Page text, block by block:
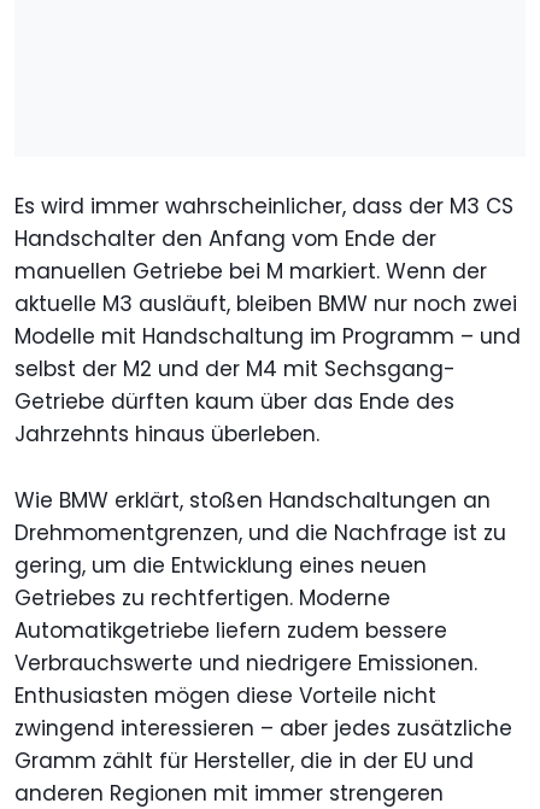
Es wird immer wahrscheinlicher, dass der M3 CS
Handschalter den Anfang vom Ende der
manuellen Getriebe bei M markiert. Wenn der
aktuelle M3 ausläuft, bleiben BMW nur noch zwei
Modelle mit Handschaltung im Programm – und
selbst der M2 und der M4 mit Sechsgang-
Getriebe dürften kaum über das Ende des
Jahrzehnts hinaus überleben.
Wie BMW erklärt, stoßen Handschaltungen an
Drehmomentgrenzen, und die Nachfrage ist zu
gering, um die Entwicklung eines neuen
Getriebes zu rechtfertigen. Moderne
Automatikgetriebe liefern zudem bessere
Verbrauchswerte und niedrigere Emissionen.
Enthusiasten mögen diese Vorteile nicht
zwingend interessieren – aber jedes zusätzliche
Gramm zählt für Hersteller, die in der EU und
anderen Regionen mit immer strengeren